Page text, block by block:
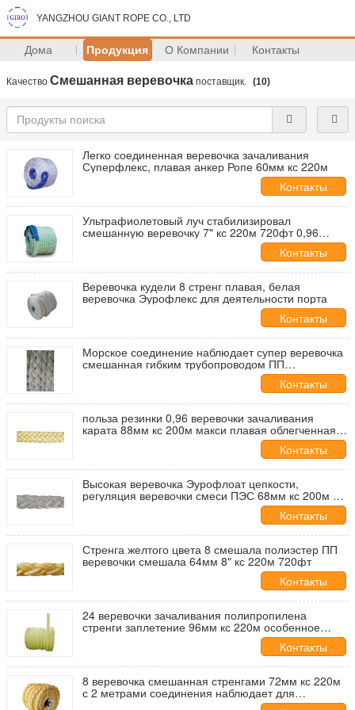
YANGZHOU GIANT ROPE CO., LTD
Дома Продукция О Компании Контакты
Качество Смешанная веревочка поставщик. (10)
Легко соединенная веревочка зачаливания
Суперфлекс, плавая анкер Ропе 60мм кс 220м
Контакты
Ультрафиолетовый луч стабилизировал
смешанную веревочку 7" кс 220м 720фт 0,96
Контакты
Веревочка кудели 8 стренг плавая, белая
веревочка Эурофлекс для деятельности порта
Контакты
Морское соединение наблюдает супер веревочка
смешанная гибким трубопроводом ПП
Контакты
польза резинки 0,96 веревочки зачаливания
карата 88мм кс 200м макси плавая облегченная
Контакты
Высокая веревочка Эурофлоат цепкости,
регуляция веревочки смеси ПЭС 68мм кс 200м ПП
Контакты
Стренга желтого цвета 8 смешала полиэстер ПП
веревочки смешала 64мм 8" кс 220м 720фт
Контакты
24 веревочки зачаливания полипропилена
стренги заплетение 96мм кс 220м особенное
Контакты
8 веревочка смешанная стренгами 72мм кс 220м
с 2 метрами соединения наблюдает для